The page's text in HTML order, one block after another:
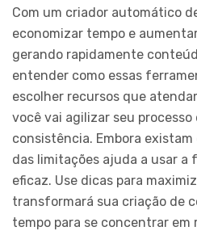
Com um criador automático
economizar tempo e
gerando rapidamente
entender como essas
escolher recursos que
você vai agilizar seu
consistência. Embora
das limitações ajuda a usar a
eficaz. Use dicas para
transformará sua criação de
tempo para se concentrar